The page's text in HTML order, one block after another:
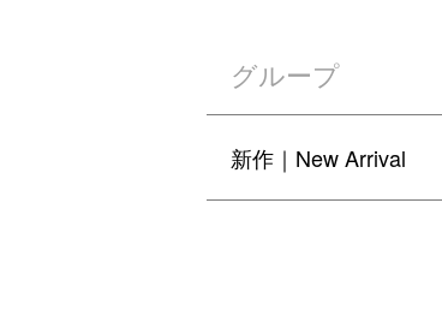
グループ
新作｜New Arrival